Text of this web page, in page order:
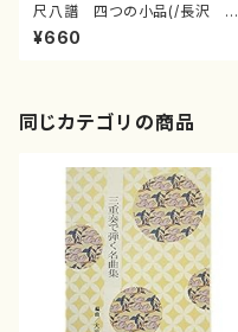
尺八譜 四つの小品(/長沢 勝
俊/楽譜）
¥660
同じカテゴリの商品